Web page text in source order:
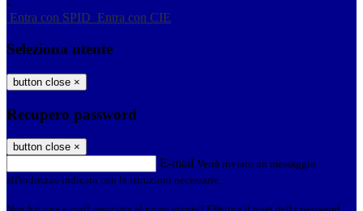
-
Entra con SPID Entra con CIE
Seleziona utente
button close ×
Recupero password
button close ×
E-mail Verrà inviato un messaggio
all'indirizzo indicato con le istruzioni necessarie.